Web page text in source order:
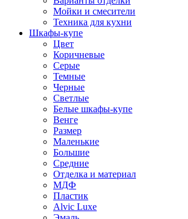
Мойки и смесители
Техника для кухни
Шкафы-купе
Цвет
Коричневые
Серые
Темные
Черные
Светлые
Белые шкафы-купе
Венге
Размер
Маленькие
Большие
Средние
Отделка и материал
МДФ
Пластик
Alvic Luxe